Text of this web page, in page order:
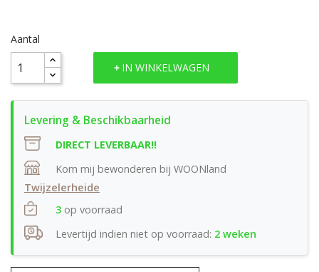
Aantal
IN WINKELWAGEN
DIRECT LEVERBAAR!!
Kom mij bewonderen bij WOONland
Twijzelerheide
3 op voorraad
Levertijd indien niet op voorraad: 2 weken